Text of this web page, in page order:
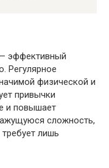
эффективный
Регулярное
физической и
привычки
и повышает
сложность,
лишь